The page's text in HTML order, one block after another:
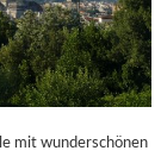
mit wunderschönen